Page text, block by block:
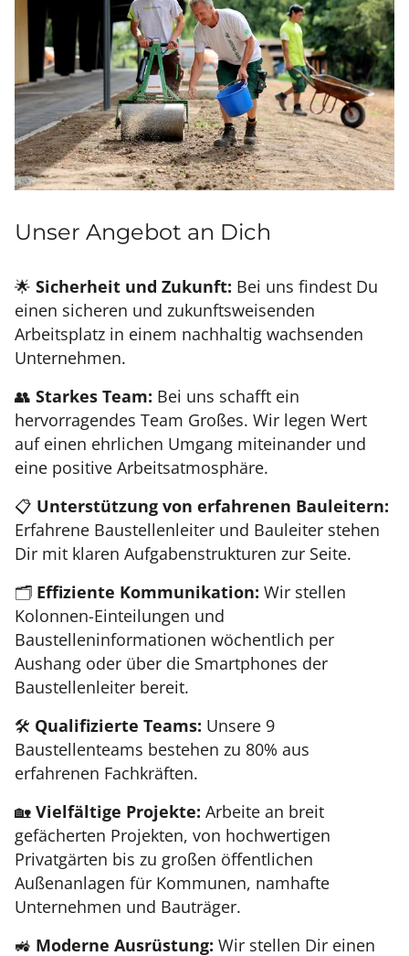
Unser Angebot an Dich
🌟 Sicherheit und Zukunft: Bei uns findest Du
einen sicheren und zukunftsweisenden
Arbeitsplatz in einem nachhaltig wachsenden
Unternehmen.
👥 Starkes Team: Bei uns schafft ein
hervorragendes Team Großes. Wir legen Wert
auf einen ehrlichen Umgang miteinander und
eine positive Arbeitsatmosphäre.
📋 Unterstützung von erfahrenen Bauleitern:
Erfahrene Baustellenleiter und Bauleiter stehen
Dir mit klaren Aufgabenstrukturen zur Seite.
🗂️ Effiziente Kommunikation: Wir stellen
Kolonnen-Einteilungen und
Baustelleninformationen wöchentlich per
Aushang oder über die Smartphones der
Baustellenleiter bereit.
🛠️ Qualifizierte Teams: Unsere 9
Baustellenteams bestehen zu 80% aus
erfahrenen Fachkräften.
🏡 Vielfältige Projekte: Arbeite an breit
gefächerten Projekten, von hochwertigen
Privatgärten bis zu großen öffentlichen
Außenanlagen für Kommunen, namhafte
Unternehmen und Bauträger.
🚜 Moderne Ausrüstung: Wir stellen Dir einen